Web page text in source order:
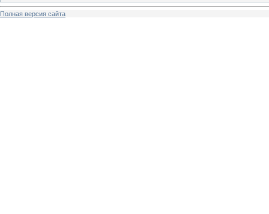
Полная версия сайта